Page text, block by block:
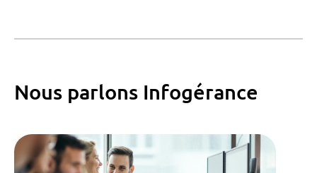
Nous parlons Infogérance